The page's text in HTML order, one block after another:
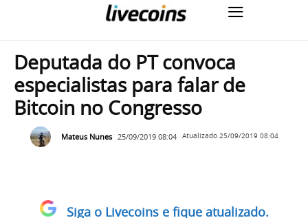
Deputada do PT convoca
especialistas para falar de
Bitcoin no Congresso
Mateus Nunes 25/09/2019 08:04 Atualizado 25/09/2019 08:04
Siga o Livecoins e fique atualizado.